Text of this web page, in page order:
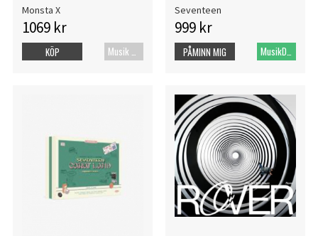
Monsta X
1069 kr
Musik Blu-Ray
KÖP
Seventeen
999 kr
MusikDVD
PÅMINN MIG